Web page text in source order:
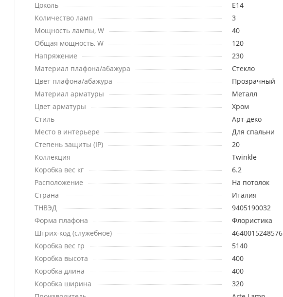
Цоколь
E14
Количество ламп
3
Мощность лампы, W
40
Общая мощность, W
120
Напряжение
230
Материал плафона/абажура
Стекло
Цвет плафона/абажура
Прозрачный
Материал арматуры
Металл
Цвет арматуры
Хром
Стиль
Арт-деко
Место в интерьере
Для спальни
Степень защиты (IP)
20
Коллекция
Twinkle
Коробка вес кг
6.2
Расположение
На потолок
Страна
Италия
ТНВЭД
9405190032
Форма плафона
Флористика
Штрих-код (служебное)
4640015248576
Коробка вес гр
5140
Коробка высота
400
Коробка длина
400
Коробка ширина
320